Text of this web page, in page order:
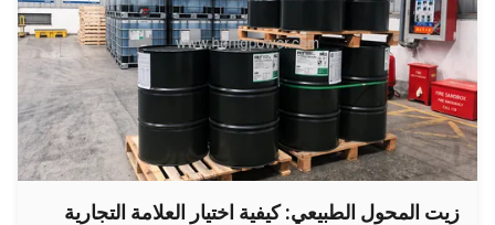
زيت المحول الطبيعي: كيفية اختيار العلامة التجارية